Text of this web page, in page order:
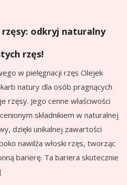
odkryj naturalny
rzęs!
w pielęgnacji rzęs Olejek
natury dla osób pragnących
rzęsy. Jego cenne właściwości
składnikiem w naturalnej
dzięki unikalnej zawartości
nawilża włoski rzęs, tworząc
barierę. Ta bariera skutecznie